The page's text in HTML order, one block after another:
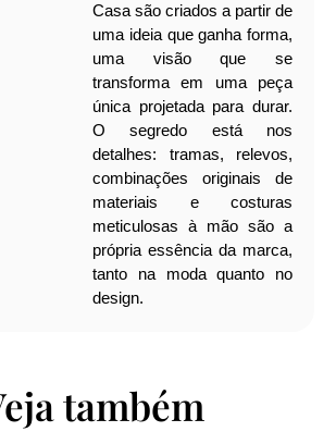
Casa são criados a partir de
uma ideia que ganha forma,
uma visão que se
transforma em uma peça
única projetada para durar.
O segredo está nos
detalhes: tramas, relevos,
combinações originais de
materiais e costuras
meticulosas à mão são a
própria essência da marca,
tanto na moda quanto no
design.
também